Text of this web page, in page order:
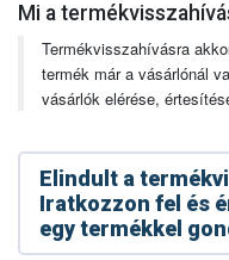
Mi a
Termékvisszahívásra
termék már a vásárlónál
vásárlók elérése,
Elindult a
Iratkozzon fel és
egy termékkel